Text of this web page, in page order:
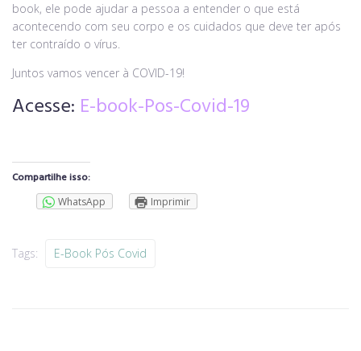
book, ele pode ajudar a pessoa a entender o que está
acontecendo com seu corpo e os cuidados que deve ter após
ter contraído o vírus.
Juntos vamos vencer à COVID-19!
Acesse: E-book-Pos-Covid-19
Compartilhe isso:
WhatsApp Imprimir
Tags: E-Book Pós Covid